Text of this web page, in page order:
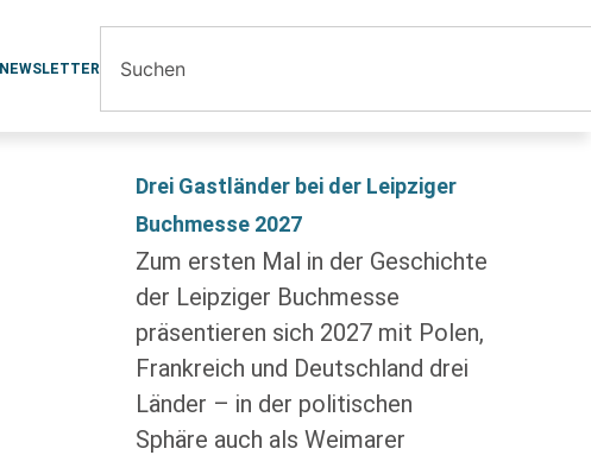
NEWSLETTER
Drei Gastländer bei der Leipziger
Buchmesse 2027
Zum ersten Mal in der Geschichte
der Leipziger Buchmesse
präsentieren sich 2027 mit Polen,
Frankreich und Deutschland drei
Länder – in der politischen
Sphäre auch als Weimarer